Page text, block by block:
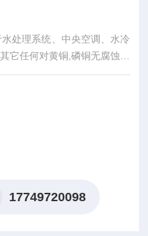
处理系统、中央空调、水冷
它任何对黄铜,磷铜无腐蚀作
17749720098